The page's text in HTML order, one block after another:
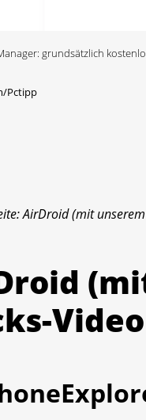
grundsätzlich
Pctipp
AirDroid (mit
Video